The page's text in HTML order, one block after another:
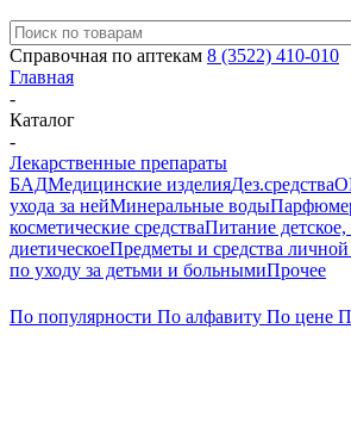
Справочная по аптекам 8 (3522) 410-010
Главная
-
Каталог
-
Лекарственные препараты
БАДМедицинские изделияДез.средства
ухода за нейМинеральные воды
косметические средстваПитание детское,
диетическоеПредметы и средства
по уходу за детьми и больнымиПрочее
По популярности По алфавиту По цене